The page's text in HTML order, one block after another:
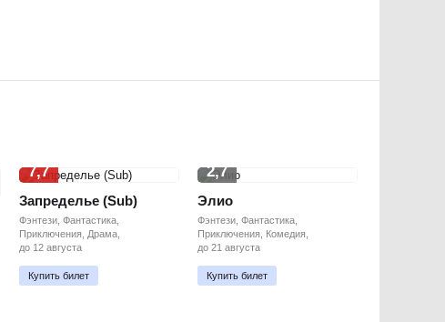
7,7
Запределье (Sub)
Фэнтези, Фантастика,
Приключения, Драма,
до 12 августа
Купить билет
2,7
Элио
Фэнтези, Фантастика,
Приключения, Комедия,
до 21 августа
Купить билет